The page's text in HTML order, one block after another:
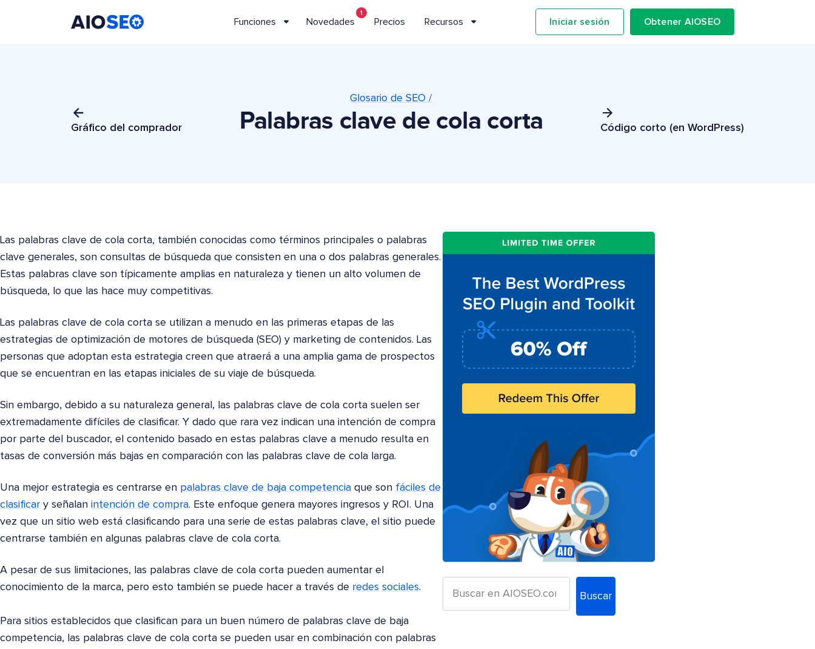
Funciones Novedades
1
Precios Recursos Iniciar sesión Obtener AIOSEO
Gráfico del comprador
Glosario de SEO /
Palabras clave de cola corta Código corto (en WordPress)
Las palabras clave de cola corta, también conocidas como términos principales o palabras
clave generales, son consultas de búsqueda que consisten en una o dos palabras generales.
Estas palabras clave son típicamente amplias en naturaleza y tienen un alto volumen de
búsqueda, lo que las hace muy competitivas.
Las palabras clave de cola corta se utilizan a menudo en las primeras etapas de las
estrategias de optimización de motores de búsqueda (SEO) y marketing de contenidos. Las
personas que adoptan esta estrategia creen que atraerá a una amplia gama de prospectos
que se encuentran en las etapas iniciales de su viaje de búsqueda.
Sin embargo, debido a su naturaleza general, las palabras clave de cola corta suelen ser
extremadamente difíciles de clasificar. Y dado que rara vez indican una intención de compra
por parte del buscador, el contenido basado en estas palabras clave a menudo resulta en
tasas de conversión más bajas en comparación con las palabras clave de cola larga.
Una mejor estrategia es centrarse en palabras clave de baja competencia que son fáciles de
clasificar y señalan intención de compra. Este enfoque genera mayores ingresos y ROI. Una
vez que un sitio web está clasificando para una serie de estas palabras clave, el sitio puede
centrarse también en algunas palabras clave de cola corta.
A pesar de sus limitaciones, las palabras clave de cola corta pueden aumentar el
conocimiento de la marca, pero esto también se puede hacer a través de redes sociales.
Para sitios establecidos que clasifican para un buen número de palabras clave de baja
competencia, las palabras clave de cola corta se pueden usar en combinación con palabras
Buscar